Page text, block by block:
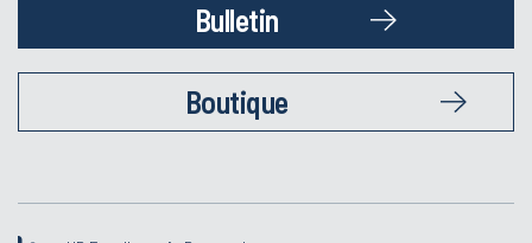
Bulletin
Boutique